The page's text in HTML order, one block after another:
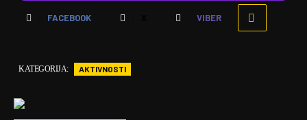
FACEBOOK VIBER
KATEGORIJA: AKTIVNOSTI